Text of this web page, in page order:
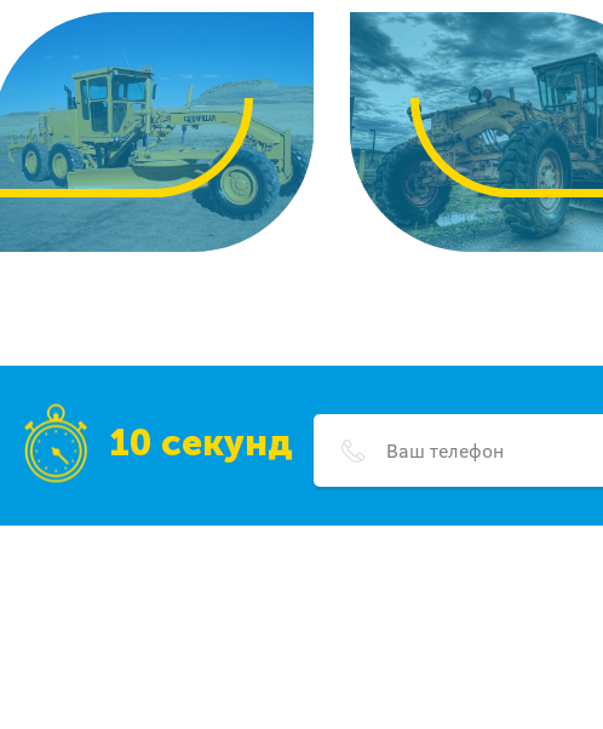
10 секунд